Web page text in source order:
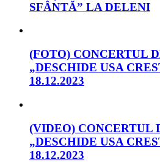
SFÂNTĂ” LA DELENI
(FOTO) CONCERTUL
„DESCHIDE USA
18.12.2023
(VIDEO) CONCERTUL
„DESCHIDE USA
18.12.2023